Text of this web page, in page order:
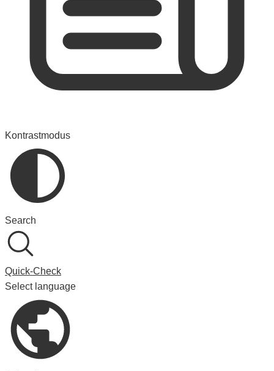
Kontrastmodus
Search
Quick-Check
Select language